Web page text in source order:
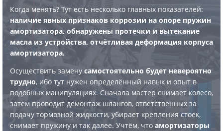
Когда менять? Тут есть несколько главных показателей:
наличие явных признаков коррозии на опоре пружин
амортизатора, обнаружены протечки и вытекание
масла из устройства, отчётливая деформация корпуса
амортизатора.
Осуществить замену самостоятельно будет невероятно
трудно, ибо тут нужен определённый навык и опыт в
подобных манипуляциях. Сначала мастер снимает колесо,
затем проводит демонтаж шлангов, ответственных за
подачу тормозной жидкости, убирает крепления стоек,
снимает пружину и так далее. Учтём, что амортизаторы